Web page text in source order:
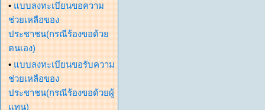
• แบบลงทะเบียนขอความ
ช่วยเหลือของ
ประชาชน(กรณีร้องขอด้วย
ตนเอง)
• แบบลงทะเบียนขอรับความ
ช่วยเหลือของ
ประชาชน(กรณีร้องขอด้วยผู้
แทน)